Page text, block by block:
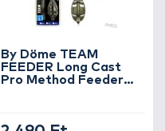
By Döme TEAM
FEEDER Long Cast
Pro Method Feeder